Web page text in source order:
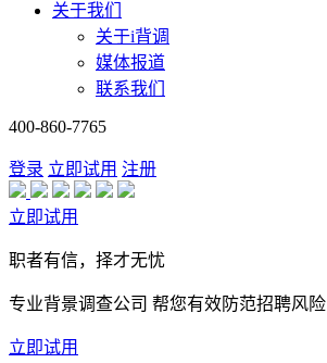
关于我们
关于i背调
媒体报道
联系我们
400-860-7765
登录 立即试用 注册
立即试用
职者有信，择才无忧
专业背景调查公司 帮您有效防范招聘风险
立即试用